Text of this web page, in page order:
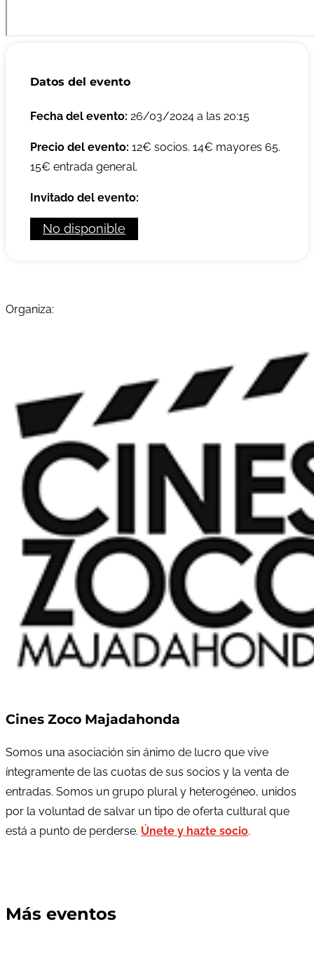
Datos del evento
Fecha del evento: 26/03/2024 a las 20:15
Precio del evento: 12€ socios. 14€ mayores 65.
15€ entrada general.
Invitado del evento:
No disponible
Organiza:
Cines Zoco Majadahonda
Somos una asociación sin ánimo de lucro que vive
íntegramente de las cuotas de sus socios y la venta de
entradas. Somos un grupo plural y heterogéneo, unidos
por la voluntad de salvar un tipo de oferta cultural que
está a punto de perderse. Únete y hazte socio.
Más eventos